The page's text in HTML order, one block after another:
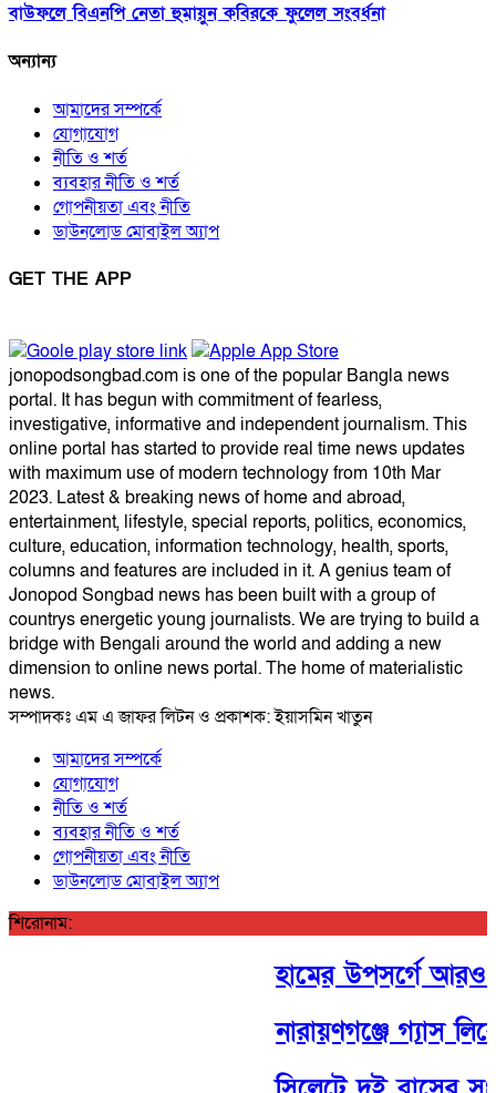
বাউফলে বিএনপি নেতা হুমায়ুন কবিরকে ফুলেল সংবর্ধনা
অন্যান্য
আমাদের সম্পর্কে
যোগাযোগ
নীতি ও শর্ত
ব্যবহার নীতি ও শর্ত
গোপনীয়তা এবং নীতি
ডাউনলোড মোবাইল অ্যাপ
GET THE APP
jonopodsongbad.com is one of the popular Bangla news
portal. It has begun with commitment of fearless,
investigative, informative and independent journalism. This
online portal has started to provide real time news updates
with maximum use of modern technology from 10th Mar
2023. Latest & breaking news of home and abroad,
entertainment, lifestyle, special reports, politics, economics,
culture, education, information technology, health, sports,
columns and features are included in it. A genius team of
Jonopod Songbad news has been built with a group of
countrys energetic young journalists. We are trying to build a
bridge with Bengali around the world and adding a new
dimension to online news portal. The home of materialistic
news.
সম্পাদকঃ এম এ জাফর লিটন ও প্রকাশক: ইয়াসমিন খাতুন
আমাদের সম্পর্কে
যোগাযোগ
নীতি ও শর্ত
ব্যবহার নীতি ও শর্ত
গোপনীয়তা এবং নীতি
ডাউনলোড মোবাইল অ্যাপ
শিরোনাম:
হামের উপসর্গে আরও
নারায়ণগঞ্জে গ্যাস